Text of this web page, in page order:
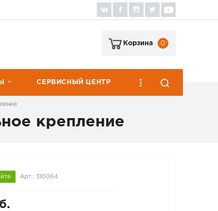
Корзина 0
СЕРВИСНЫЙ ЦЕНТР
крепление
Арт.: 310064